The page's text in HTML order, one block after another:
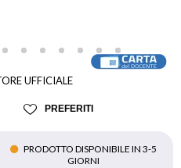
UFFICIALE
PREFERITI
PRODOTTO DISPONIBILE IN 3‑5
GIORNI